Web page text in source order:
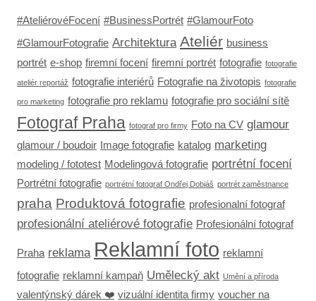
#AteliérovéFocení #BusinessPortrét #GlamourFoto
#GlamourFotografie Architektura Ateliér business
portrét e-shop firemní focení firemní portrét fotografie fotografie
ateliér reportáž fotografie interiérů Fotografie na životopis fotografie
pro marketing fotografie pro reklamu fotografie pro sociální sítě
Fotograf Praha fotograf pro firmy Foto na CV glamour
glamour / boudoir Image fotografie katalog marketing
modeling / fototest Modelingová fotografie portrétní focení
Portrétní fotografie portrétní fotograf Ondřej Dobiáš portrét zaměstnance
praha Produktová fotografie profesionalní fotograf
profesionální ateliérové fotografie Profesionální fotograf
Praha reklama Reklamní foto reklamní
fotografie reklamní kampaň Umělecký akt Umění a příroda
valentýnský dárek ❤️ vizuální identita firmy voucher na